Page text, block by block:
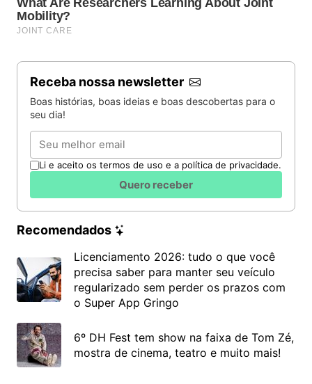
Receba nossa newsletter
Boas histórias, boas ideias e boas descobertas para o
seu dia!
Email
Li e aceito os termos de uso e a política de privacidade.
Quero receber
Recomendados
Licenciamento 2026: tudo o que você
precisa saber para manter seu veículo
regularizado sem perder os prazos com
o Super App Gringo
6º DH Fest tem show na faixa de Tom Zé,
mostra de cinema, teatro e muito mais!